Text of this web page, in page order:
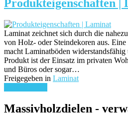
Produkteigenschaften |
Laminat zeichnet sich durch die
von Holz- oder Steindekoren aus.
macht Laminatböden widerstandsfähig
Produkt ist der Einsatz im privaten
und Büros oder sogar…
Freigegeben in Laminat
Massivholzdielen -